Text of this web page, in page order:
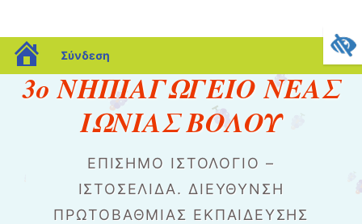
blogs.sch.gr
Σύνδεση
3ο ΝΗΠΙΑΓΩΓΕΙΟ ΝΕΑΣ
ΙΩΝΙΑΣ ΒΟΛΟΥ
ΕΠΙΣΗΜΟ ΙΣΤΟΛΟΓΙΟ –
ΙΣΤΟΣΕΛΙΔΑ. ΔΙΕΥΘΥΝΣΗ
ΠΡΩΤΟΒΑΘΜΙΑΣ ΕΚΠΑΙΔΕΥΣΗΣ